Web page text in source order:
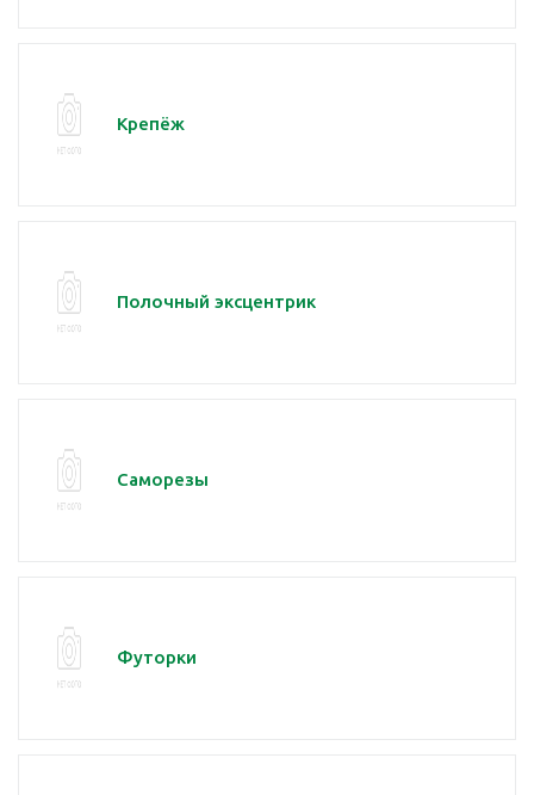
Крепёж
Полочный эксцентрик
Саморезы
Футорки